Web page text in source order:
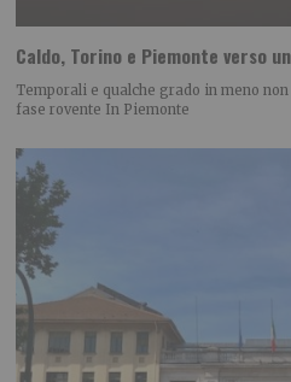
Caldo, Torino e Piemonte verso
Temporali e qualche grado in meno
fase rovente In Piemonte